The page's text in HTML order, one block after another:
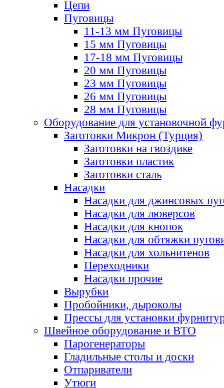
Цепи
Пуговицы
11-13 мм Пуговицы
15 мм Пуговицы
17-18 мм Пуговицы
20 мм Пуговицы
23 мм Пуговицы
26 мм Пуговицы
28 мм Пуговицы
Оборудование для установочной
Заготовки Микрон (Турция)
Заготовки на гвоздике
Заготовки пластик
Заготовки сталь
Насадки
Насадки для джинсовых
Насадки для люверсов
Насадки для кнопок
Насадки для обтяжки
Насадки для хольнитенов
Переходники
Насадки прочие
Вырубки
Пробойники, дыроколы
Прессы для установки
Швейное оборудование и ВТО
Парогенераторы
Гладильные столы и доски
Отпариватели
Утюги